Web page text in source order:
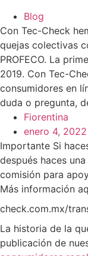
Blog
Con Tec-Check
quejas colectivas
PROFECO. La
2019. Con Tec-
consumidores en
duda o pregunta,
Fiorentina
enero 4, 2022
Importante Si
después haces
comisión para
Más información
check.com.mx/
La historia de la
publicación de